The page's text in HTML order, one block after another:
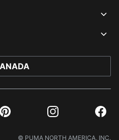
Pinterest Instagram
© PUMA NORTH AMERICA, INC.